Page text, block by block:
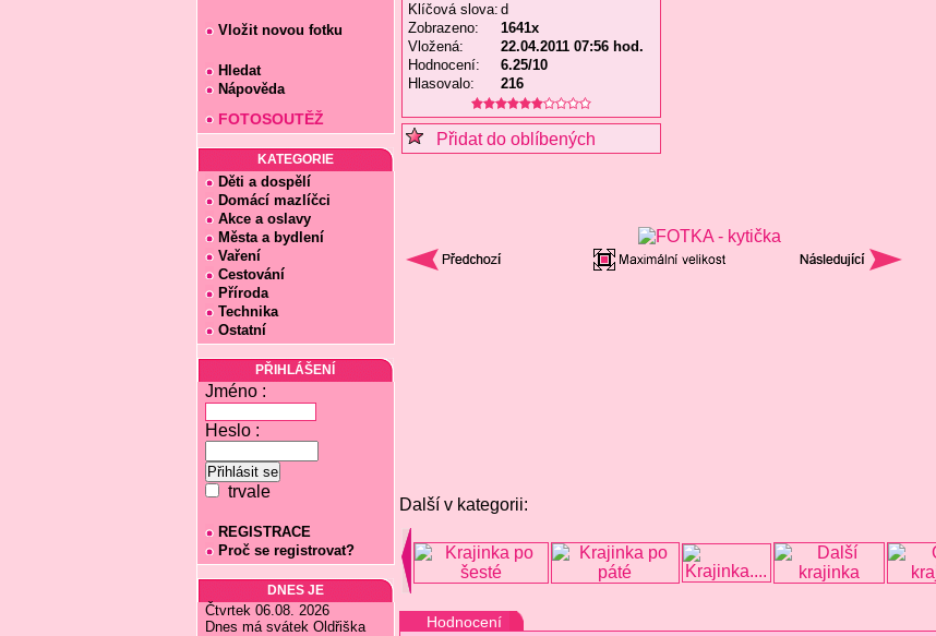
Vložit novou fotku
Hledat
Nápověda
FOTOSOUTĚŽ
KATEGORIE
Děti a dospělí
Domácí mazlíčci
Akce a oslavy
Města a bydlení
Vaření
Cestování
Příroda
Technika
Ostatní
PŘIHLÁŠENÍ
Jméno :
Heslo :
trvale
REGISTRACE
Proč se registrovat?
DNES JE
Čtvrtek 06.08. 2026
Dnes má svátek Oldřiška
Klíčová slova: d
Zobrazeno:
1641x
Vložená:
22.04.2011 07:56 hod.
Hodnocení:
6.25/10
Hlasovalo:
216
Přidat do oblíbených
Další v kategorii:
Hodnocení